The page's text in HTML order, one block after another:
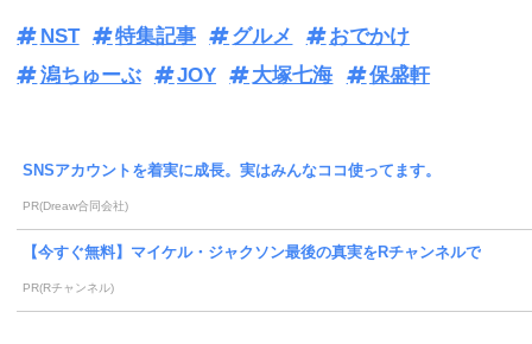
NST 特集記事 グルメ
おでかけ
潟ちゅーぶ
JOY 大塚七海 保盛軒
SNSアカウントを着実に成長。実はみんなココ使ってます。
PR(Dreaw合同会社)
【今すぐ無料】マイケル・ジャクソン最後の真実をRチャンネルで
PR(Rチャンネル)